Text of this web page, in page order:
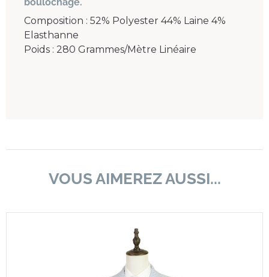
Composition : 52% Polyester 44% Laine 4%
Elasthanne
Poids : 280 Grammes/Mètre Linéaire
VOUS AIMEREZ AUSSI...